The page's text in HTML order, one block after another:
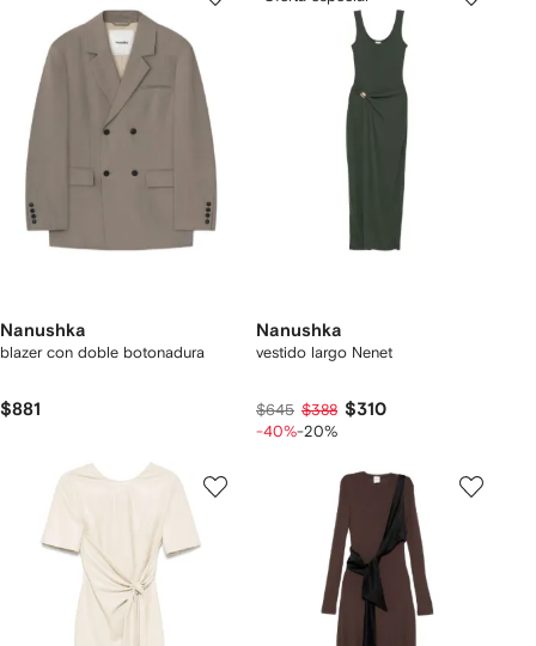
Nanushka
blazer con doble botonadura
$881
Nanushka
vestido largo Nenet
$645 $388 $310
-40%-20%